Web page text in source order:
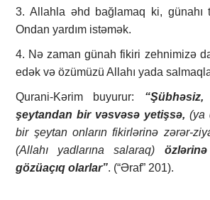
3. Allahla əhd bağlamaq ki, günahı
Ondan yardım istəmək.
4. Nə zaman günah fikiri zehnimizə
edək və özümüzü Allahı yada
Qurani-Kərim buyurur:
şeytandan bir vəsvəsə yetişsə, (ya
bir şeytan onların fikirlərinə zərər-
(Allahı yadlarına salaraq)
gözüaçıq olarlar”. (“Əraf” 201).